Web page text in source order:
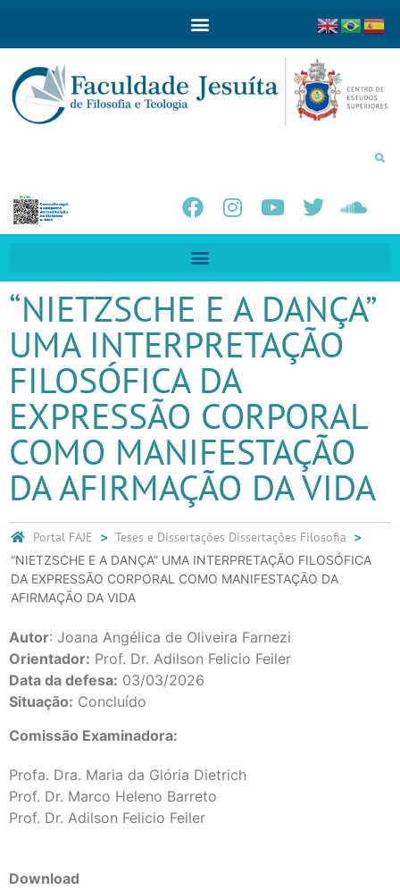
“NIETZSCHE E A DANÇA”
UMA INTERPRETAÇÃO
FILOSÓFICA DA
EXPRESSÃO CORPORAL
COMO MANIFESTAÇÃO
DA AFIRMAÇÃO DA VIDA
Portal FAJE Teses e Dissertações Dissertações Filosofia
“NIETZSCHE E A DANÇA” UMA INTERPRETAÇÃO FILOSÓFICA
DA EXPRESSÃO CORPORAL COMO MANIFESTAÇÃO DA
AFIRMAÇÃO DA VIDA
Autor: Joana Angélica de Oliveira Farnezi
Orientador: Prof. Dr. Adilson Felicio Feiler
Data da defesa: 03/03/2026
Situação: Concluído
Comissão Examinadora:
Profa. Dra. Maria da Glória Dietrich
Prof. Dr. Marco Heleno Barreto
Prof. Dr. Adilson Felicio Feiler
Download